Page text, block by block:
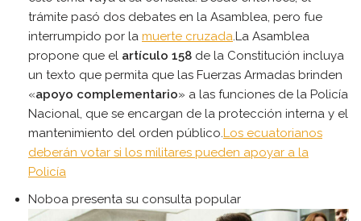
trámite pasó dos debates en la Asamblea, pero fue
interrumpido por la muerte cruzada.La Asamblea
propone que el artículo 158 de la Constitución incluya
un texto que permita que las Fuerzas Armadas brinden
«apoyo complementario» a las funciones de la Policía
Nacional, que se encargan de la protección interna y el
mantenimiento del orden público.Los ecuatorianos
deberán votar si los militares pueden apoyar a la
Policía
Noboa presenta su consulta popular